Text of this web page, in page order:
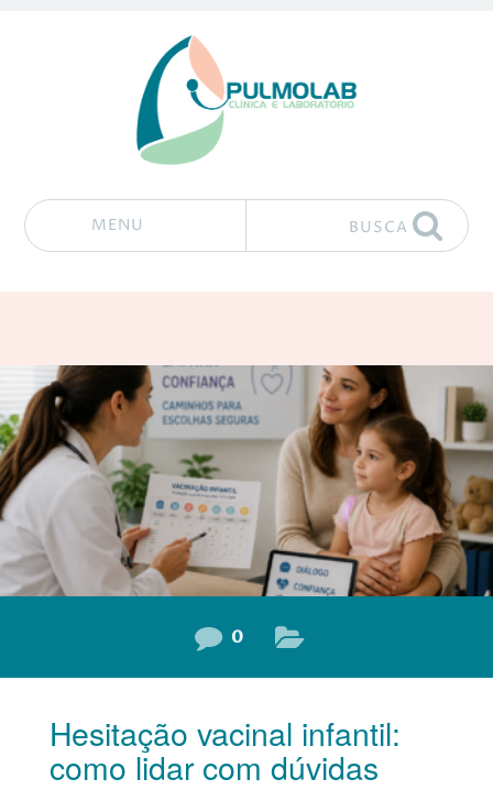
MENU BUSCA
0
Hesitação vacinal infantil:
como lidar com dúvidas